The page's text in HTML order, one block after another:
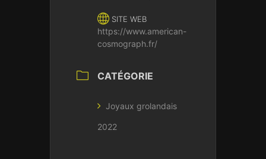
SITE WEB
https://www.american-
cosmograph.fr/
CATÉGORIE
Joyaux grolandais
2022